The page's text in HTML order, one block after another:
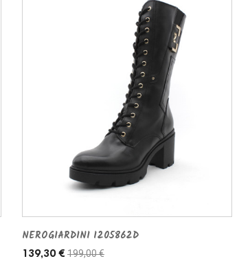
NEROGIARDINI I205862D
139,30 € 199,00 €